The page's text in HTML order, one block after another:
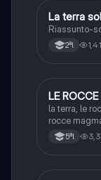
Scienze
La terra
Riassunto-
2ªl
Scienze
LE ROCCE
la terra, le
rocce
5ªl